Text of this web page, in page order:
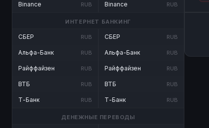
Binance RUB Binance RUB
ИНТЕРНЕТ БАНКИНГ
СБЕР RUB
Альфа-Банк RUB
Райффайзен RUB
ВТБ RUB
Т-Банк RUB
СБЕР RUB
Альфа-Банк RUB
Райффайзен RUB
ВТБ RUB
Т-Банк RUB
ДЕНЕЖНЫЕ ПЕРЕВОДЫ